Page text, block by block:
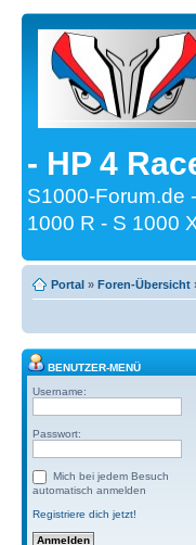
- HP 4
S1000-Forum.de
1000 R - S 1000
Portal » Foren-Übersicht
BENUTZER-MENÜ
Username:
Passwort:
Mich bei jedem Besuch
automatisch anmelden
Registriere dich jetzt!